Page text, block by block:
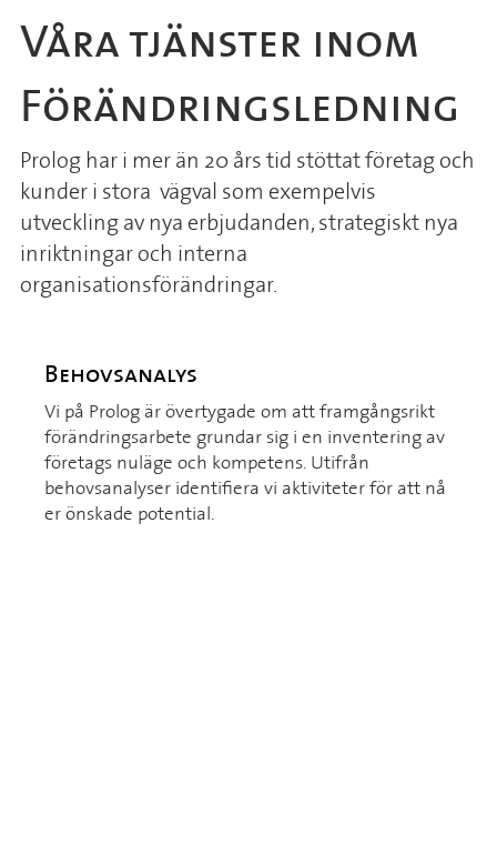
Våra tjänster inom
Förändringsledning
Prolog har i mer än 20 års tid stöttat företag och
kunder i stora vägval som exempelvis
utveckling av nya erbjudanden, strategiskt nya
inriktningar och interna
organisationsförändringar.
Vi på Prolog är övertygade om att framgångsrikt
förändringsarbete grundar sig i en inventering av
företags nuläge och kompetens. Utifrån
behovsanalyser identifiera vi aktiviteter för att nå
er önskade potential.
Behovsanalys